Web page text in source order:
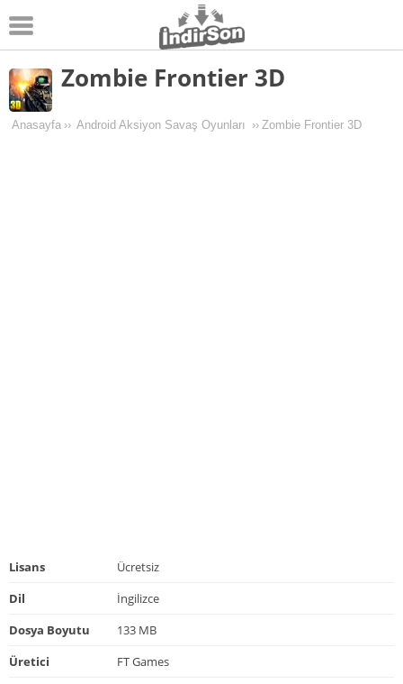
Android
Pc Oyunları
Zombie Frontier 3D
Anasayfa ›› Android Aksiyon Savaş Oyunları ›› Zombie Frontier 3D
Lisans
Ücretsiz
Dil
İngilizce
Dosya Boyutu
133 MB
Üretici
FT Games